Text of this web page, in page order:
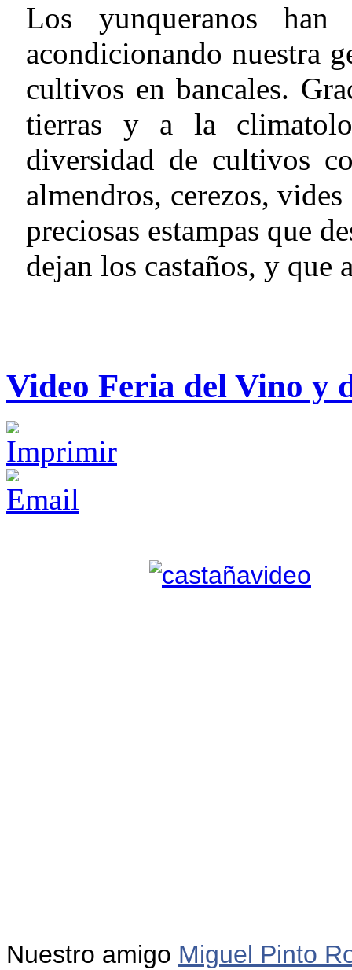
Los yunqueranos
acondicionando nuestra
cultivos en bancales.
tierras y a la
diversidad de cultivos
almendros, cerezos,
preciosas estampas que
dejan los castaños, y que
Video Feria del Vino y
Nuestro amigo Miguel Pinto